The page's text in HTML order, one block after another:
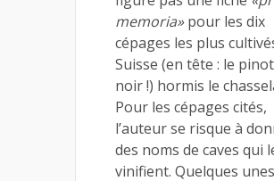
memoria»pour les dix
cépages les plus
Suisse (en tête : le pinot
noir !) hormis le
Pour les cépages cités,
l’auteur se risque à
des noms de caves qui
vinifient. Quelques